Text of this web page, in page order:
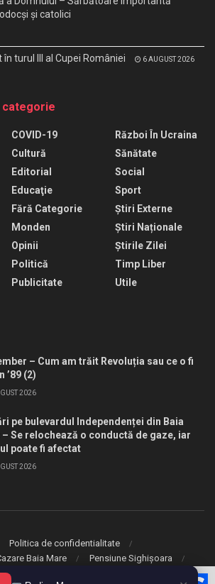
şi catolici
turul III al Cupei României 6 AUGUST 2026
categorie
COVID-19
Cultură
Editorial
Educaţie
Fără Categorie
Monden
Opinii
Politică
Publicitate
Război În Ucraina
Sănătate
Social
Sport
Știri Externe
Știri Naționale
Știrile Zilei
Timp Liber
Utile
– Cum am trăit Revoluția sau ce o fi
’89 (2)
2026
pe bulevardul Independenței din Baia
– Se relochează o conductă de gaze, iar
poate fi afectat
2026
Politica de confidentialitate
Baia Mare Pensiune Sighișoara